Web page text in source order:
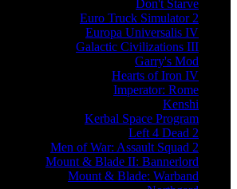
Don't Starve
Euro Truck Simulator 2
Europa Universalis IV
Galactic Civilizations III
Garry's Mod
Hearts of Iron IV
Imperator: Rome
Kenshi
Kerbal Space Program
Left 4 Dead 2
Men of War: Assault Squad 2
Mount & Blade II: Bannerlord
Mount & Blade: Warband